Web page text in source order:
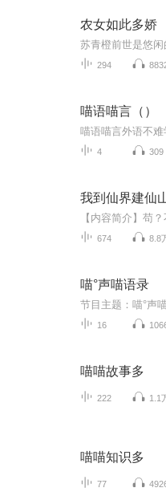
农女如此多娇
294
喵语喵言（）
喵语喵言外语不
4 309
我到仙界建仙
674 8.8
喵°声喵语录
16
喵喵故事多
222 1.1
喵喵知识多
77